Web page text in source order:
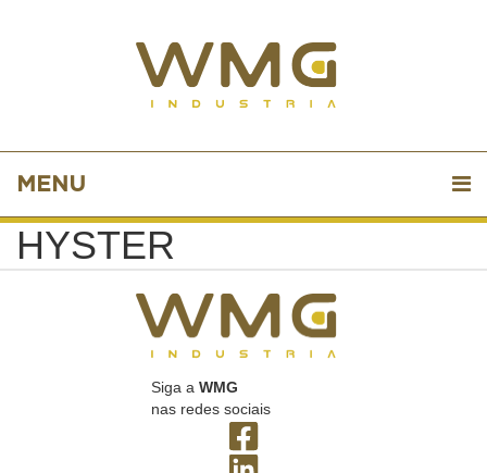
MENU
HYSTER
Siga a WMG
nas redes sociais